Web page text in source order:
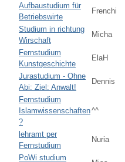
Aufbaustudium für
Betriebswirte
Frenchi
Studium in richtung
Wirschaft
Micha
Fernstudium
Kunstgeschichte
ElaH
Jurastudium - Ohne
Abi: Ziel: Anwalt!
Dennis
Fernstudium
Islamwissenschaften
?
^^
lehramt per
Fernstudium
Nuria
PoWi studium